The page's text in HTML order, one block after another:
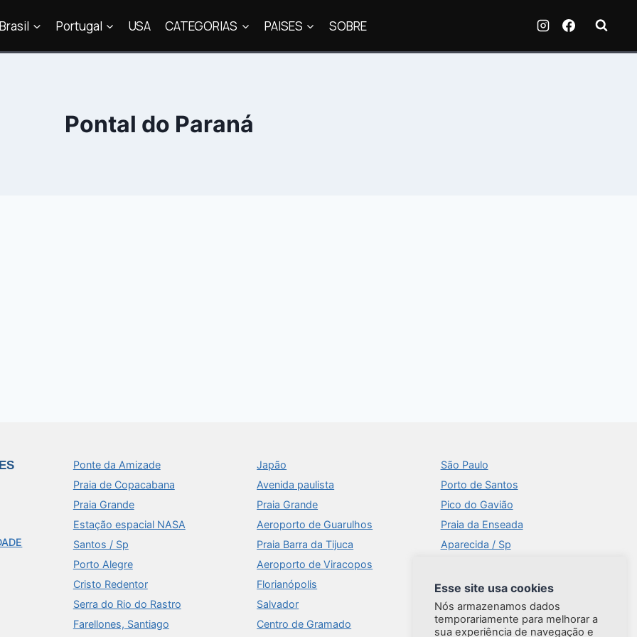
Brasil Portugal USA CATEGORIAS PAISES SOBRE
Pontal do Paraná
Ponte da Amizade
Praia de Copacabana
Praia Grande
Estação espacial NASA
Santos / Sp
Porto Alegre
Cristo Redentor
Serra do Rio do Rastro
Farellones, Santiago
Japão
Avenida paulista
Praia Grande
Aeroporto de Guarulhos
Praia Barra da Tijuca
Aeroporto de Viracopos
Florianópolis
Salvador
Centro de Gramado
São Paulo
Porto de Santos
Pico do Gavião
Praia da Enseada
Aparecida / Sp
Aeroportos
Ilhabela
Brasília
Esse site usa cookies
Nós armazenamos dados
temporariamente para melhorar a
sua experiência de navegação e